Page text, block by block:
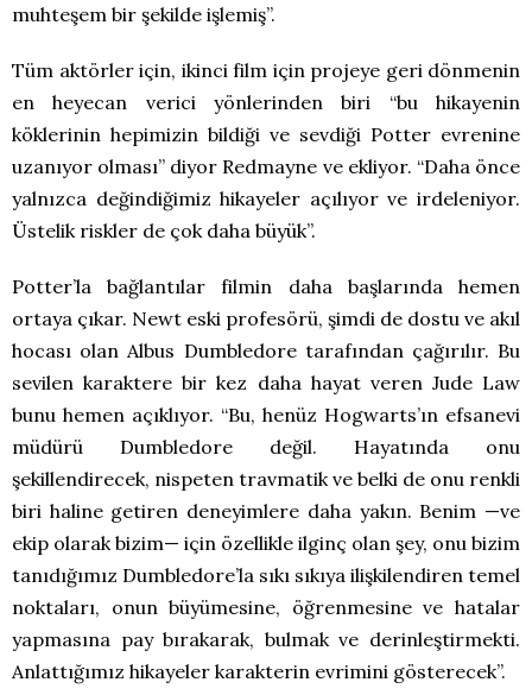
muhteşem bir şekilde işlemiş”.
Tüm aktörler için, ikinci film için projeye geri dönmenin
en heyecan verici yönlerinden biri “bu hikayenin
köklerinin hepimizin bildiği ve sevdiği Potter evrenine
uzanıyor olması” diyor Redmayne ve ekliyor. “Daha önce
yalnızca değindiğimiz hikayeler açılıyor ve irdeleniyor.
Üstelik riskler de çok daha büyük”.
Potter’la bağlantılar filmin daha başlarında hemen
ortaya çıkar. Newt eski profesörü, şimdi de dostu ve akıl
hocası olan Albus Dumbledore tarafından çağırılır. Bu
sevilen karaktere bir kez daha hayat veren Jude Law
bunu hemen açıklıyor. “Bu, henüz Hogwarts’ın efsanevi
müdürü Dumbledore değil. Hayatında onu
şekillendirecek, nispeten travmatik ve belki de onu renkli
biri haline getiren deneyimlere daha yakın. Benim —ve
ekip olarak bizim— için özellikle ilginç olan şey, onu bizim
tanıdığımız Dumbledore’la sıkı sıkıya ilişkilendiren temel
noktaları, onun büyümesine, öğrenmesine ve hatalar
yapmasına pay bırakarak, bulmak ve derinleştirmekti.
Anlattığımız hikayeler karakterin evrimini gösterecek”.